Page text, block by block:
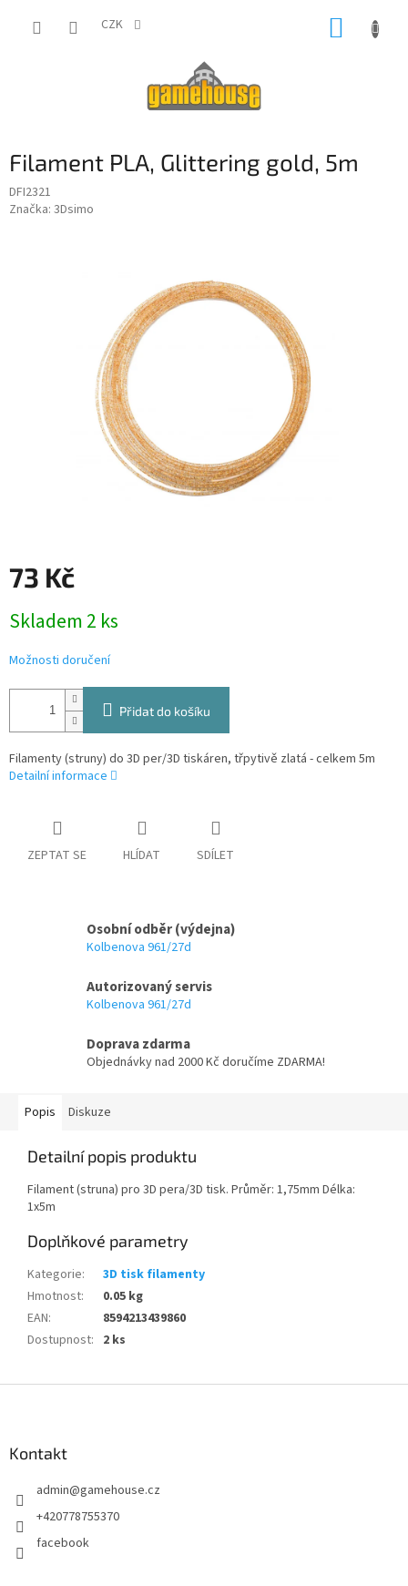
CZK
Filament PLA, Glittering gold, 5m
DFI2321
Značka: 3Dsimo
73 Kč
cena:
Skladem 2 ks
Možnosti doručení
Přidat do košíku
Filamenty (struny) do 3D per/3D tiskáren, třpytivě zlatá - celkem 5m
Detailní informace
ZEPTAT SE HLÍDAT SDÍLET
Osobní odběr (výdejna)
Kolbenova 961/27d
Autorizovaný servis
Kolbenova 961/27d
Doprava zdarma
Objednávky nad 2000 Kč doručíme ZDARMA!
Popis Diskuze
Detailní popis produktu
Filament (struna) pro 3D pera/3D tisk. Průměr: 1,75mm Délka:
1x5m
Doplňkové parametry
Kategorie:
3D tisk filamenty
Hmotnost:
0.05 kg
EAN:
8594213439860
Dostupnost: 2 ks
Kontakt
admin@gamehouse.cz
+420778755370
facebook